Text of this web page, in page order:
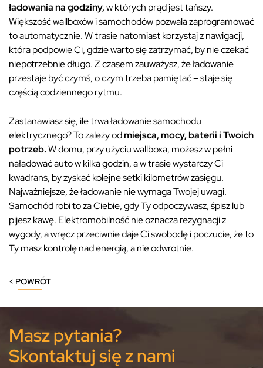
ładowania na godziny,w których prąd jest tańszy.
Większość wallboxów i samochodów pozwala zaprogramować
to automatycznie. W trasie natomiast korzystaj z nawigacji,
która podpowie Ci, gdzie warto się zatrzymać, by nie czekać
niepotrzebnie długo. Z czasem zauważysz, że ładowanie
przestaje być czymś, o czym trzeba pamiętać – staje się
częścią codziennego rytmu.
Zastanawiasz się, ile trwa ładowanie samochodu
elektrycznego? To zależy odmiejsca, mocy, baterii i Twoich
potrzeb.W domu, przy użyciu wallboxa, możesz w pełni
naładować auto w kilka godzin, a w trasie wystarczy Ci
kwadrans, by zyskać kolejne setki kilometrów zasięgu.
Najważniejsze, że ładowanie nie wymaga Twojej uwagi.
Samochód robi to za Ciebie, gdy Ty odpoczywasz, śpisz lub
pijesz kawę. Elektromobilność nie oznacza rezygnacji z
wygody, a wręcz przeciwnie daje Ci swobodę i poczucie, że to
Ty masz kontrolę nad energią, a nie odwrotnie.
< POWRÓT
Masz pytania?
Skontaktuj się z nami